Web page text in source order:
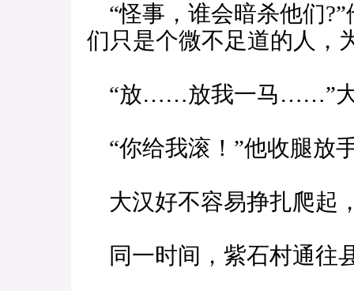
“怪事，谁会暗杀他们
们只是个微不足道的人，
“放……放我一马……”大
“你给我滚！”他收腿放
大汉好不容易挣扎爬起
同一时间，紫石村通往